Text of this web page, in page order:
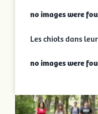
no images were
Les chiots dans
no images were